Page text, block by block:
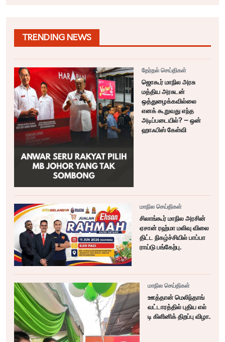
TRENDING NEWS
தேர்தல் செய்திகள்
ஜொகூர் மாநில அரசு
மத்திய அரசுடன்
ஒத்துழைக்கவில்லை
எனக் கூறுவது எந்த
அடிப்படையில்? – ஒன்
ஹாஃபிஸ் கேள்வி
மாநில செய்திகள்
சிலாங்கூர் மாநில அரசின்
ஏசான் ரஹ்மா மலிவு விலை
திட்ட நிகழ்ச்சியில் பாப்பா
ராய்டு பங்கேற்பு.
மாநில செய்திகள்
ஊத்தான் மெலிந்தாங்
வட்டாரத்தில் புதிய எல்
டி கிளினிக் திறப்பு விழா.